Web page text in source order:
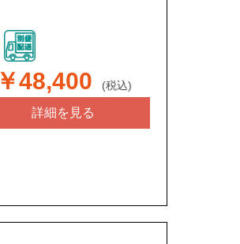
￥48,400 (税込)
詳細を見る